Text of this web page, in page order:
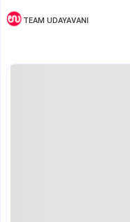
TEAM UDAYAVANI